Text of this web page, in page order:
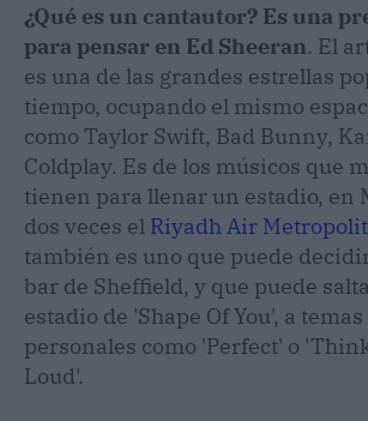
¿Qué es un cantautor? Es una
para pensar en Ed Sheeran. El
es una de las grandes estrellas
tiempo, ocupando el mismo
como Taylor Swift, Bad Bunny,
Coldplay. Es de los músicos que
tienen para llenar un estadio, en
dos veces el Riyadh Air
también es uno que puede
bar de Sheffield, y que puede
estadio de 'Shape Of You', a
personales como 'Perfect' o
Loud'.